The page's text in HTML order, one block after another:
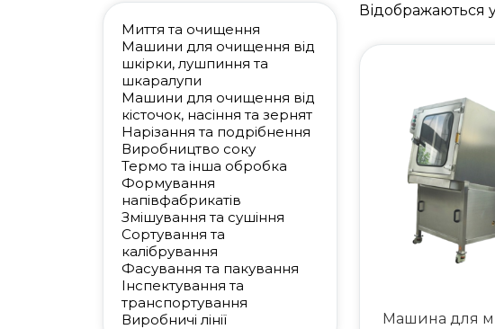
Відображаються
Машина для
Миття та очищення
Машини для очищення від
шкірки, лушпиння та
шкаралупи
Машини для очищення від
кісточок, насіння та зернят
Нарізання та подрібнення
Виробництво соку
Термо та інша обробка
Формування
напівфабрикатів
Змішування та сушіння
Сортування та
калібрування
Фасування та пакування
Інспектування та
транспортування
Виробничі лінії